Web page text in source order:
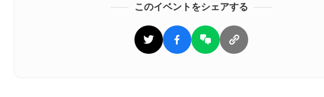
このイベントをシェアする